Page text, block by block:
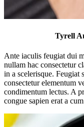
Tyrell
Ante iaculis feugiat dui
nullam hac consectetur
in a scelerisque. Feugiat
consectetur elementum
condimentum lectus. A
congue sapien erat a